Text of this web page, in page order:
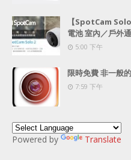
【SpotCam
電池 室內／戶外
5:00 下午
限時免費 非一般
7:59 下午
Powered by Translate